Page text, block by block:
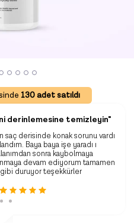
130 adet satıldı
derinlemesine temizleyin"
saç derisinde konak sorunu vardı
Baya baya işe yaradı ı
sonra kaybolmaya
devam ediyorum tamamen
duruyor teşekkürler